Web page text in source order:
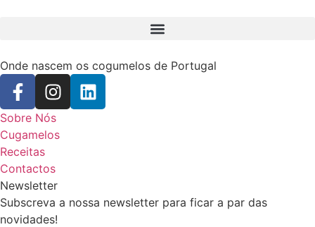
Onde nascem os cogumelos de Portugal
Sobre Nós
Cugamelos
Receitas
Contactos
Newsletter
Subscreva a nossa newsletter para ficar a par das
novidades!